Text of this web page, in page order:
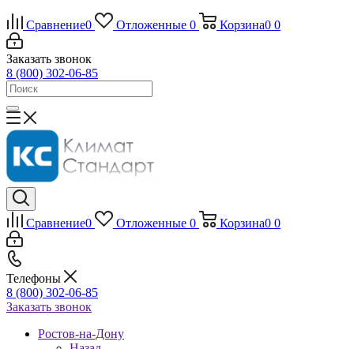
Сравнение0 Отложенные 0 Корзина0 0
Заказать звонок
8 (800) 302-06-85
Сравнение0 Отложенные 0 Корзина0 0
Телефоны
8 (800) 302-06-85
Заказать звонок
Ростов-на-Дону